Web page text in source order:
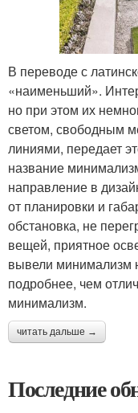
В переводе с
«наименьший».
но при этом их
светом, свободным
линиями, передает
название
направление в
от планировки и
обстановка, не
вещей, приятное
вывели минимализм
подробнее, чем
минимализм.
читать дальше →
Последние